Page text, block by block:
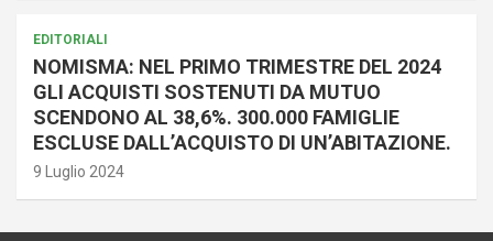
EDITORIALI
NOMISMA: NEL PRIMO TRIMESTRE DEL 2024
GLI ACQUISTI SOSTENUTI DA MUTUO
SCENDONO AL 38,6%. 300.000 FAMIGLIE
ESCLUSE DALL’ACQUISTO DI UN’ABITAZIONE.
9 Luglio 2024